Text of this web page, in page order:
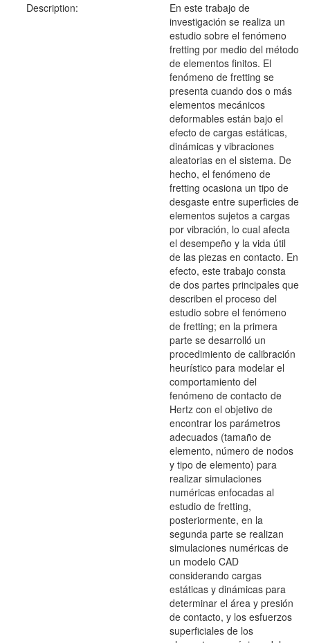
Description:
En este trabajo de
investigación se realiza un
estudio sobre el fenómeno
fretting por medio del método
de elementos finitos. El
fenómeno de fretting se
presenta cuando dos o más
elementos mecánicos
deformables están bajo el
efecto de cargas estáticas,
dinámicas y vibraciones
aleatorias en el sistema. De
hecho, el fenómeno de
fretting ocasiona un tipo de
desgaste entre superficies de
elementos sujetos a cargas
por vibración, lo cual afecta
el desempeño y la vida útil
de las piezas en contacto. En
efecto, este trabajo consta
de dos partes principales que
describen el proceso del
estudio sobre el fenómeno
de fretting; en la primera
parte se desarrolló un
procedimiento de calibración
heurístico para modelar el
comportamiento del
fenómeno de contacto de
Hertz con el objetivo de
encontrar los parámetros
adecuados (tamaño de
elemento, número de nodos
y tipo de elemento) para
realizar simulaciones
numéricas enfocadas al
estudio de fretting,
posteriormente, en la
segunda parte se realizan
simulaciones numéricas de
un modelo CAD
considerando cargas
estáticas y dinámicas para
determinar el área y presión
de contacto, y los esfuerzos
superficiales de los